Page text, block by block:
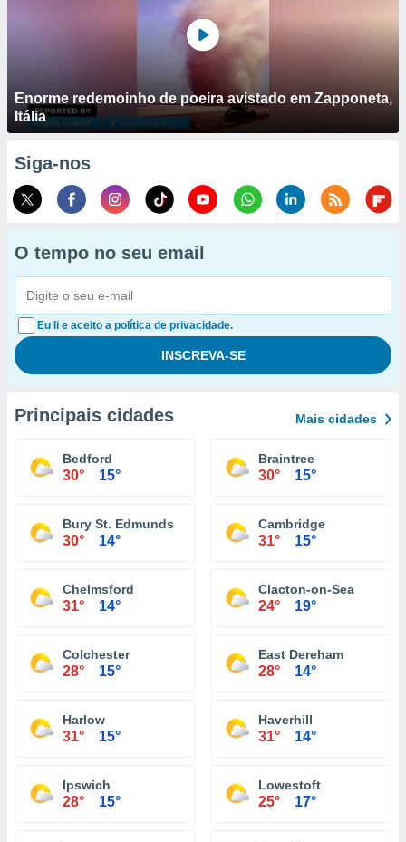
Enorme redemoinho de poeira avistado em Zapponeta,
Itália
Siga-nos
O tempo no seu email
Eu li e aceito a política de privacidade.
Principais cidades Mais cidades
Bedford
30° 15°
Braintree
30° 15°
Bury St. Edmunds
30° 14°
Cambridge
31° 15°
Chelmsford
31° 14°
Clacton-on-Sea
24° 19°
Colchester
28° 15°
East Dereham
28° 14°
Harlow
31° 15°
Haverhill
31° 14°
Ipswich
28° 15°
Lowestoft
25° 17°